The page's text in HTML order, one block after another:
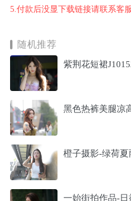
5.付款后没显下载链接请联系客
随机推荐
紫荆花短裙
黑色热裤美腿凉
橙子摄影-绿荷夏
一始街拍作品-日